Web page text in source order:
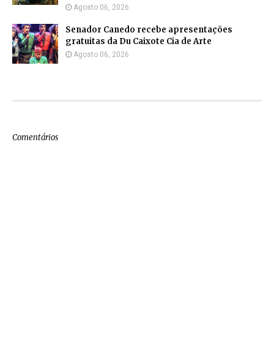
Agosto 06, 2026
Senador Canedo recebe apresentações
gratuitas da Du Caixote Cia de Arte
Agosto 06, 2026
Comentários